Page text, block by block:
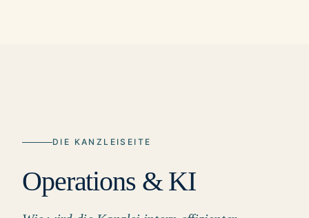
DIE KANZLEISEITE
Operations & KI